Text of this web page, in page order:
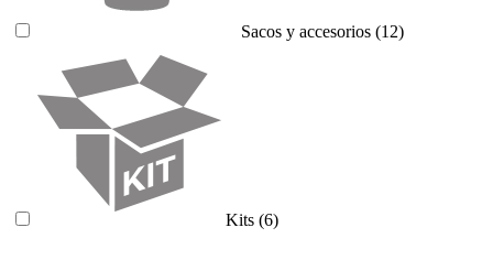
Sacos y accesorios (12)
Kits (6)